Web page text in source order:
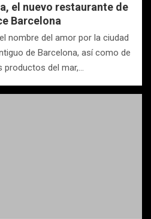
el nuevo restaurante de
Barcelona
nombre del amor por la ciudad
de Barcelona, así como de
productos del mar,…